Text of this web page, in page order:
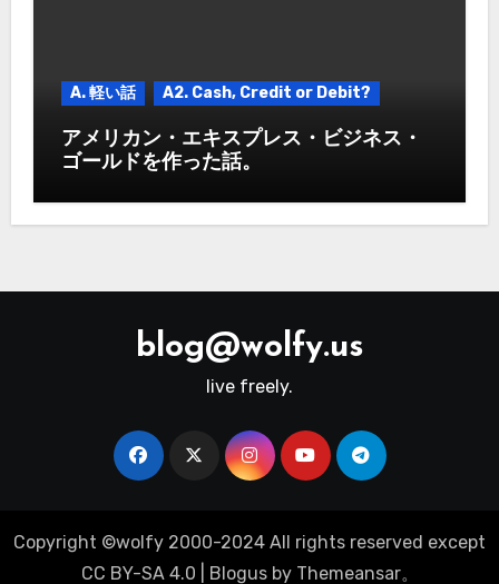
A. 軽い話 A2. Cash, Credit or Debit?
アメリカン・エキスプレス・ビジネス・
ゴールドを作った話。
blog@wolfy.us
live freely.
Copyright ©wolfy 2000-2024 All rights reserved except
CC BY-SA 4.0
Blogusby Themeansar。